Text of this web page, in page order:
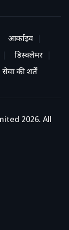
आर्काइव
डिस्क्लेमर
सेवा की शर्तें
2026. All